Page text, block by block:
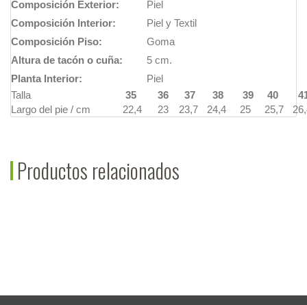
Composición Exterior:
Piel
Composición Interior:
Piel y Textil
Composición Piso:
Goma
Altura de tacón o cuña:
5 cm.
Planta Interior:
Piel
Talla
35 36 37 38 39 40
Largo del pie / cm
22,4 23 23,7 24,4 25 25,7
Productos relacionados